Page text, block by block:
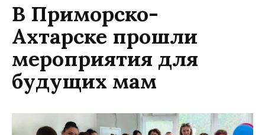
В Приморско-
Ахтарске прошли
мероприятия для
будущих мам